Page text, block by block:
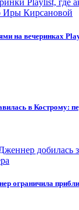
на вечеринках
в Кострому:
ограничила